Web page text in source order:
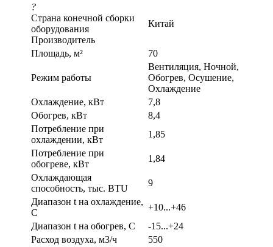
?
Страна конечной сборки
оборудования
Производитель
Китай
Площадь, м² 70
Режим работы
Вентиляция, Ночной,
Обогрев, Осушение,
Охлаждение
Охлаждение, кВт
7,8
Обогрев, кВт
8,4
Потребление при
охлаждении, кВт
1,85
Потребление при
обогреве, кВт
1,84
Охлаждающая
способность, тыс. BTU
9
Диапазон t на охлаждение,
С
+10...+46
Диапазон t на обогрев, С
-15...+24
Расход воздуха, м3/ч
550